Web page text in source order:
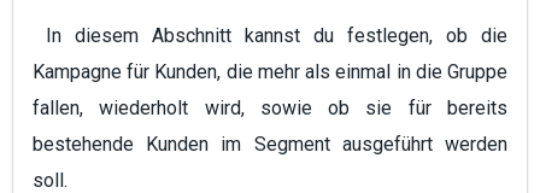
In diesem Abschnitt kannst du festlegen, ob die
Kampagne für Kunden, die mehr als einmal in die Gruppe
fallen, wiederholt wird, sowie ob sie für bereits
bestehende Kunden im Segment ausgeführt werden
soll.